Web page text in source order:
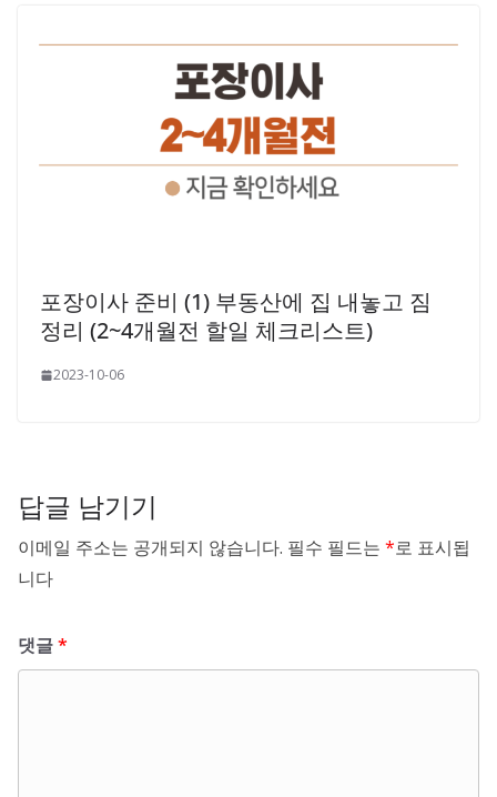
포장이사 준비 (1) 부동산에 집 내놓고 짐
정리 (2~4개월전 할일 체크리스트)
2023-10-06
답글 남기기
이메일 주소는 공개되지 않습니다. 필수 필드는 *로 표시됩
니다
댓글*